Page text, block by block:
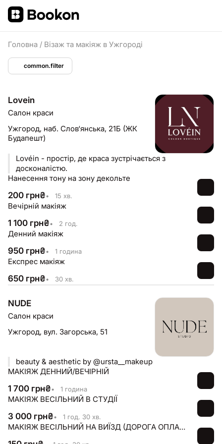
Головна / Візаж та макіяж в Ужгороді
common.filter
Lovein
Салон краси
Ужгород, наб. Слов‘янська, 21Б (ЖК
Будапешт)
Lovéin - простір, де краса зустрічається з
досконалістю.
Нанесення тону на зону декольте
200 грн₴• 15 хв.
Вечірній макіяж
1 100 грн₴• 2 год.
Денний макіяж
950 грн₴• 1 година
Експрес макіяж
650 грн₴• 30 хв.
NUDE
Салон краси
Ужгород, вул. Загорська, 51
beauty & aesthetic by @ursta__makeup
МАКІЯЖ ДЕННИЙ/ВЕЧІРНІЙ
1 700 грн₴• 1 година
МАКІЯЖ ВЕСІЛЬНИЙ В СТУДІЇ
3 000 грн₴• 1 год. 30 хв.
МАКІЯЖ ВЕСІЛЬНИЙ НА ВИЇЗД (ДОРОГА ОПЛАЧУЄТЬСЯ КЛІЄНТОМ ОКРЕМO)